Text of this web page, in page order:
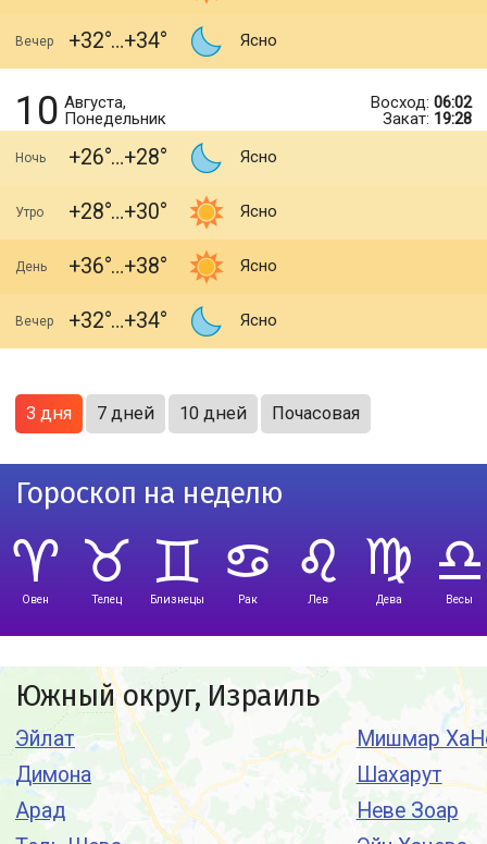
Вечер +32 +34 Ясно
10 Августа,
Понедельник
Восход: 06:02
Закат: 19:28
Ночь +26 +28 Ясно
Утро +28 +30 Ясно
День +36 +38 Ясно
Вечер +32 +34 Ясно
3 дня 7 дней 10 дней Почасовая
Гороскоп на неделю
Овен Телец Близнецы Рак Лев Дева Весы
Южный округ, Израиль
Эйлат
Димона
Арад
Мишмар
Шахарут
Неве Зоар